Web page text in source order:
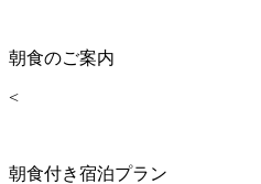
朝食のご案内
<
朝食付き宿泊プラン